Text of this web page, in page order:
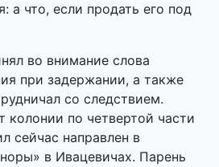
а что, если продать его под
во внимание слова
при задержании, а также
со следствием.
колонии по четвертой части
сейчас направлен в
в Ивацевичах. Парень